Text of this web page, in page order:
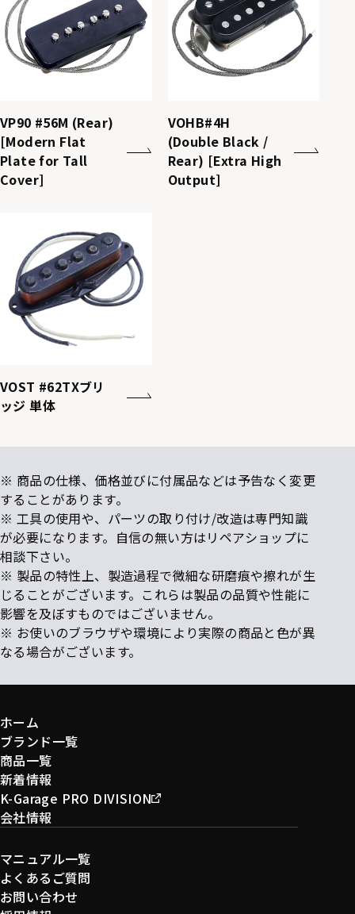
VP90 #56M (Rear)
[Modern Flat
Plate for Tall
Cover]
VOHB#4H
(Double Black /
Rear) [Extra High
Output]
VOST #62TXブリ
ッジ 単体
※ 商品の仕様、価格並びに付属品などは予告なく変更
することがあります。
※ 工具の使用や、パーツの取り付け/改造は専門知識
が必要になります。自信の無い方はリペアショップに
相談下さい。
※ 製品の特性上、製造過程で微細な研磨痕や擦れが生
じることがございます。これらは製品の品質や性能に
影響を及ぼすものではございません。
※ お使いのブラウザや環境により実際の商品と色が異
なる場合がございます。
ホーム
ブランド一覧
商品一覧
新着情報
K-Garage PRO DIVISION
会社情報
マニュアル一覧
よくあるご質問
お問い合わせ